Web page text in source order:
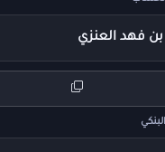
فهد العنزي